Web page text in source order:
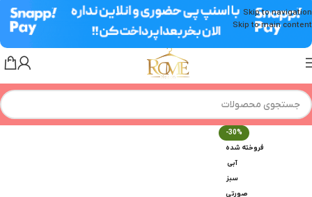
Skip to navigation
Skip to main content
-30%
فروخته شده
آبی
سبز
صورتی